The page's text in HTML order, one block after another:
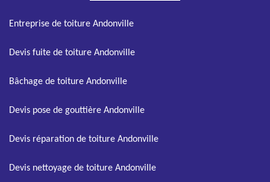
Entreprise de toiture Andonville
Devis fuite de toiture Andonville
Bâchage de toiture Andonville
Devis pose de gouttière Andonville
Devis réparation de toiture Andonville
Devis nettoyage de toiture Andonville